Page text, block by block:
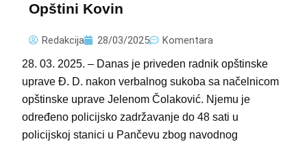
Opštini Kovin
Redakcija 28/03/2025 Komentara
28. 03. 2025. – Danas je priveden radnik opštinske
uprave Đ. D. nakon verbalnog sukoba sa načelnicom
opštinske uprave Jelenom Čolaković. Njemu je
određeno policijsko zadržavanje do 48 sati u
policijskoj stanici u Pančevu zbog navodnog